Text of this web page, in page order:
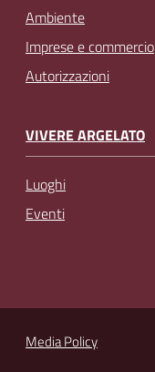
Ambiente
Imprese e commercio
Autorizzazioni
VIVERE ARGELATO
Luoghi
Eventi
Media Policy